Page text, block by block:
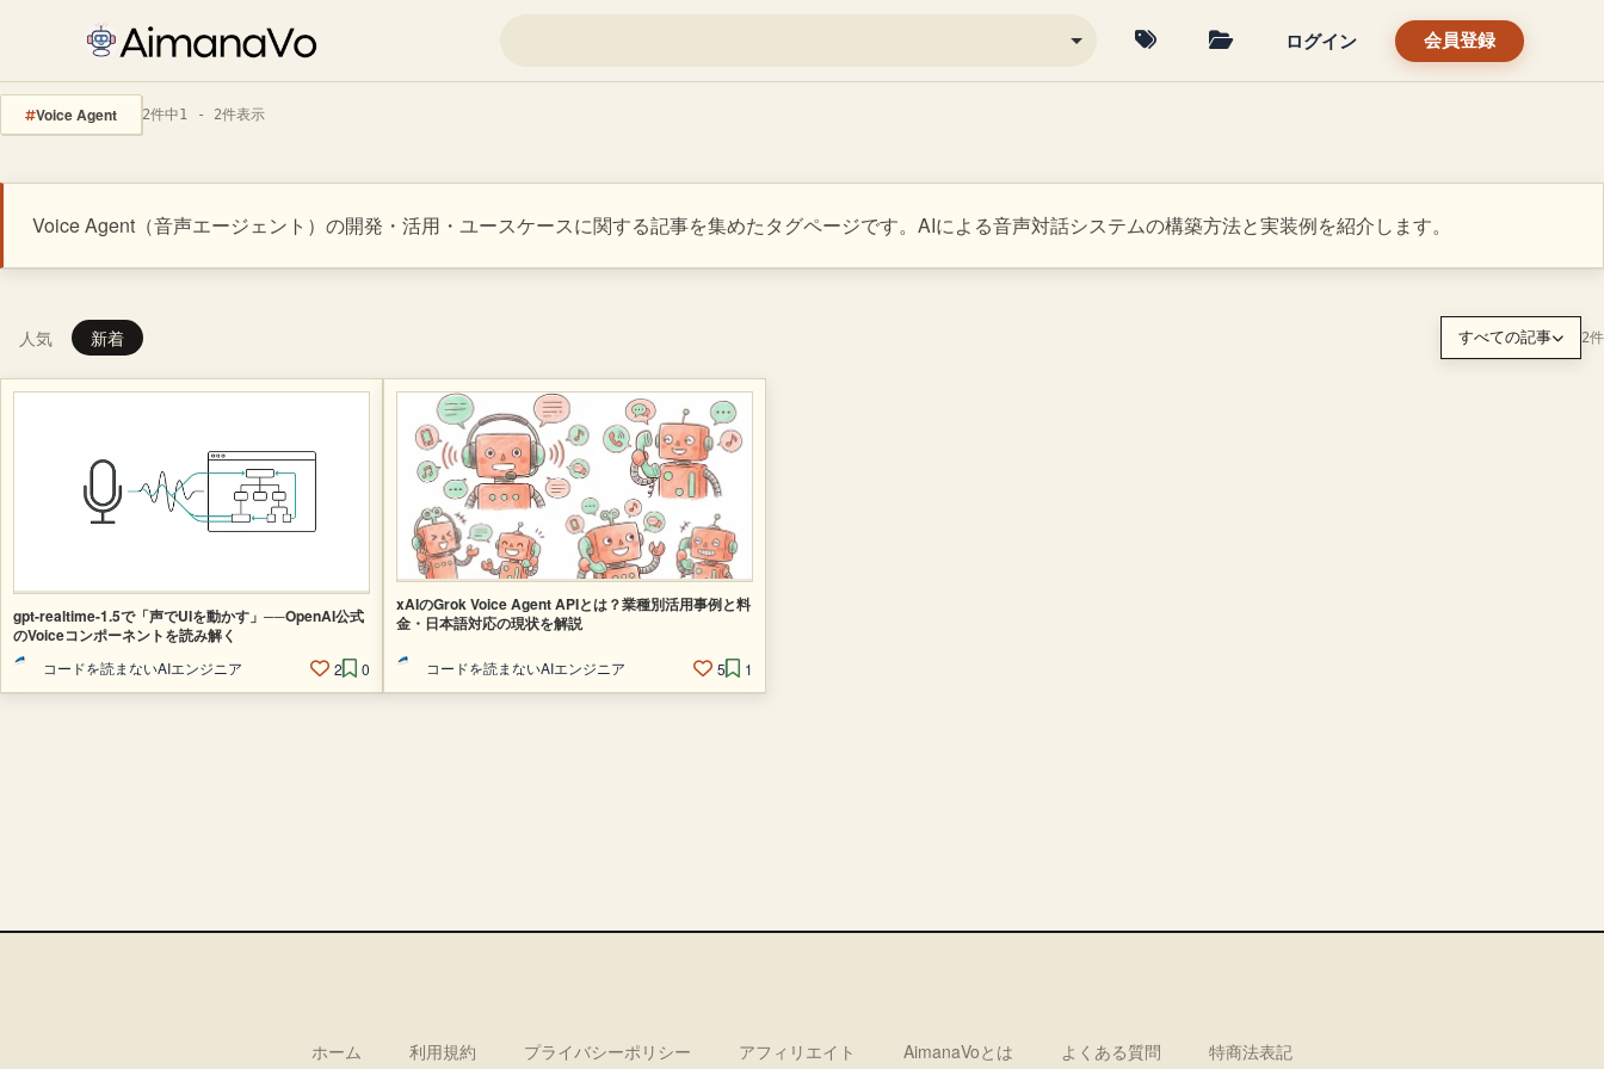
ログイン 会員登録
Voice Agent 2件中1 - 2件表示
Voice Agent（音声エージェント）の開発・活用・ユースケースに関する記事を集めたタグページです。AIによる音声対話システムの構築方法と実装例を紹介します。
人気 新着 すべての記事 2件
gpt-realtime-1.5で「声でUIを動かす」──OpenAI公式
のVoiceコンポーネントを読み解く
コードを読まないAIエンジニア 2 0
xAIのGrok Voice Agent APIとは？業種別活用事例と料
金・日本語対応の現状を解説
コードを読まないAIエンジニア 5 1
ホーム 利用規約 プライバシーポリシー アフィリエイト AimanaVoとは よくある質問 特商法表記